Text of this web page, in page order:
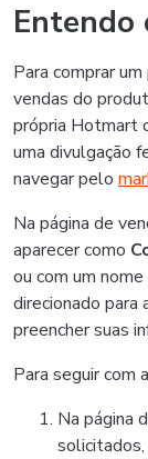
Entendo
Para comprar
vendas do
própria Hotmart
uma divulgação
navegar pelo
Na página de
aparecer como
ou com um
direcionado para
preencher suas
Para seguir com
Na página